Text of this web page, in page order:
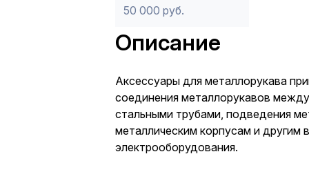
50 000 руб.
Описание
Аксессуары для металлорукава
соединения металлорукавов
стальными трубами, подведения
металлическим корпусам и другим
электрооборудования.